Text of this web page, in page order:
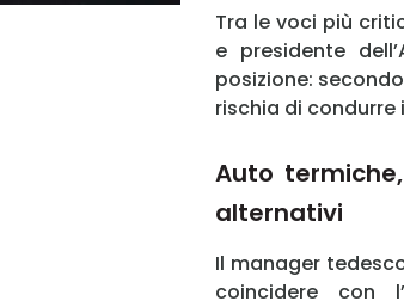
Tra le voci più
e presidente
posizione:
rischia di
Auto
alternativi
Il manager
coincidere con